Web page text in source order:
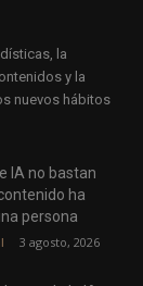
la
y la
nuevos hábitos
IA no bastan
ha
persona
3 agosto, 2026